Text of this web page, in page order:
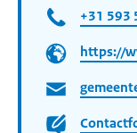
+31 593
https://